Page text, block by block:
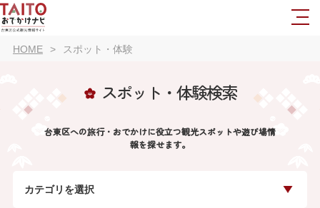
HOME スポット・体験
スポット・体験検索
台東区への旅行・おでかけに役立つ観光スポットや遊び場情
報を探せます。
カテゴリを選択